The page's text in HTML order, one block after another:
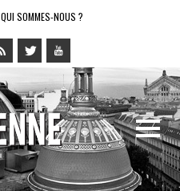
QUI SOMMES-NOUS ?